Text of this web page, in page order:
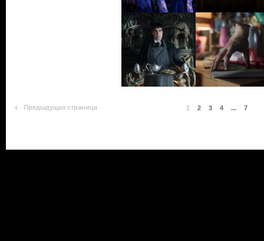
Предыдущая страница 1 2 3 4 ... 7